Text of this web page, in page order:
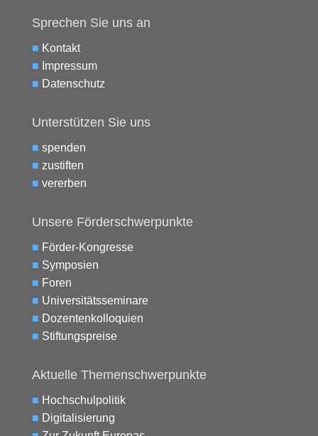
Sprechen Sie uns an
■ Kontakt
■ Impressum
■ Datenschutz
Unterstützen Sie uns
■ spenden
■ zustiften
■ vererben
Unsere Förderschwerpunkte
■ Förder-Kongresse
■ Symposien
■ Foren
■ Universitätsseminare
■ Dozentenkolloquien
■ Stiftungspreise
Aktuelle Themenschwerpunkte
■ Hochschulpolitik
■ Digitalisierung